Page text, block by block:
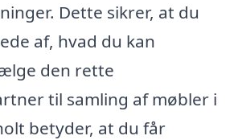
Dette sikrer, at du
af, hvad du kan
den rette
til samling af møbler i
betyder, at du får